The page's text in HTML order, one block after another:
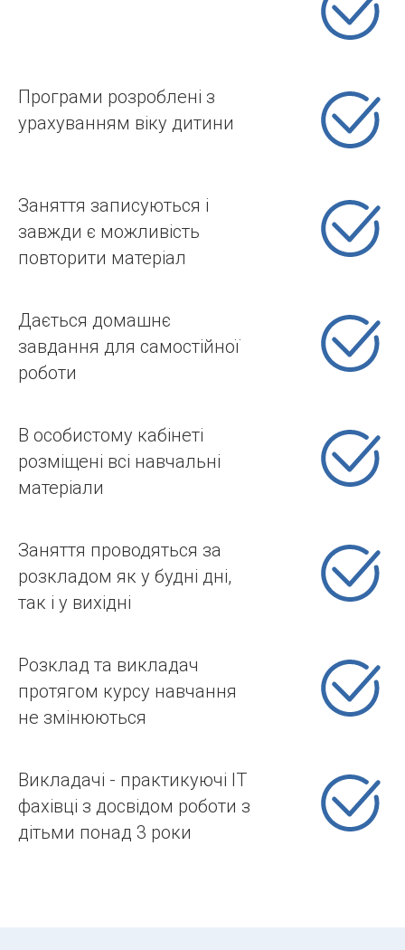
Програми розроблені з
урахуванням віку дитини
Заняття записуються і
завжди є можливість
повторити матеріал
Дається домашнє
завдання для самостійної
роботи
В особистому кабінеті
розміщені всі навчальні
матеріали
Заняття проводяться за
розкладом як у будні дні,
так і у вихідні
Розклад та викладач
протягом курсу навчання
не змінюються
Викладачі - практикуючі IT
фахівці з досвідом роботи з
дітьми понад 3 роки